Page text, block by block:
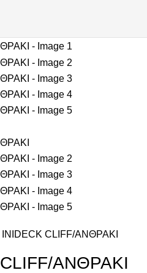
INIDECK CLIFF/ΑΝΘΡΑΚΙ
ΑΝΘΡΑΚΙ